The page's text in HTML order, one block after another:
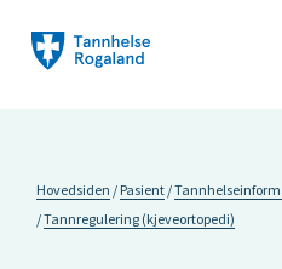
Hovedsiden Pasient
Tannregulering (kjeveortopedi)